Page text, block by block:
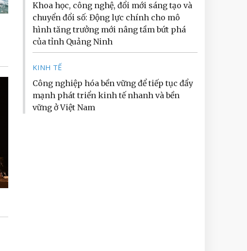
Khoa học, công nghệ, đổi mới sáng tạo và
chuyển đổi số: Động lực chính cho mô
hình tăng trưởng mới nâng tầm bứt phá
của tỉnh Quảng Ninh
KINH TẾ
Công nghiệp hóa bền vững để tiếp tục đẩy
mạnh phát triển kinh tế nhanh và bền
vững ở Việt Nam